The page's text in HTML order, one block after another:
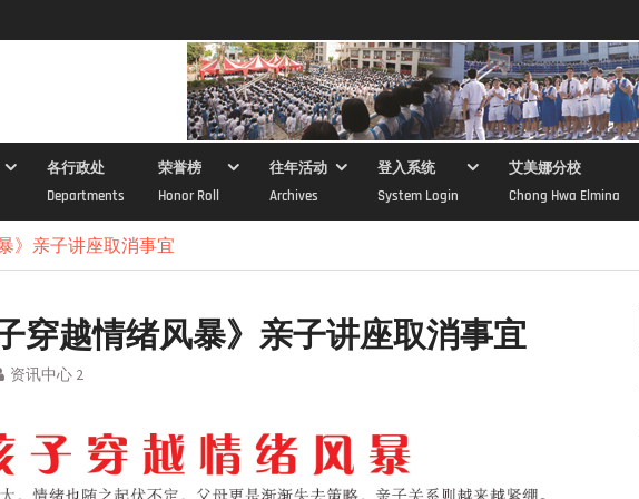
各行政处
Departments
荣誉榜
Honor Roll
往年活动
Archives
登入系统
System Login
艾美娜分校
Chong Hwa Elmina
》亲子讲座取消事宜
穿越情绪风暴》亲子讲座取消事宜
资讯中心 2